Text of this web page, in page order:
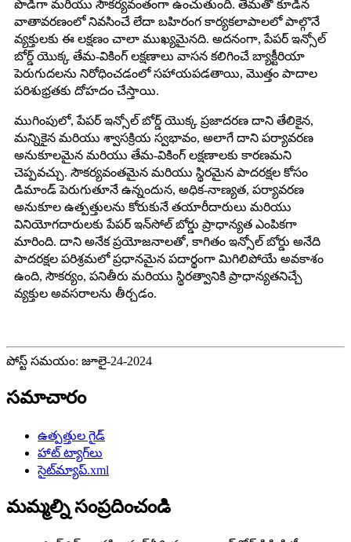
పొడిగా మరియు సౌకర్యవంతంగా ఉంచుతుంది. తేమతో కూడిన
వాతావరణంలో నివసించే లేదా బహిరంగ కార్యకలాపాలలో పాల్గొనే
వ్యక్తులకు ఈ లక్షణం చాలా ముఖ్యమైనది. అదనంగా, పేపర్ ఇన్సోల్
బోర్డ్ యొక్క తేమ-వికింగ్ లక్షణాలు వాసన కలిగించే బ్యాక్టీరియా
పెరుగుదలను నిరోధించడంలో సహాయపడతాయి, మొత్తం పాదాల
పరిశుభ్రతకు దోహదం చేస్తాయి.
ముగింపులో, పేపర్ ఇన్సోల్ బోర్డ్ యొక్క ప్రజాదరణ దాని తేలికైన,
మన్నికైన మరియు శ్వాసక్రియ స్వభావం, అలాగే దాని పర్యావరణ
అనుకూలమైన మరియు తేమ-వికింగ్ లక్షణాలకు కారణమని
చెప్పవచ్చు. సౌకర్యవంతమైన మరియు స్థిరమైన పాదరక్షల కోసం
డిమాండ్ పెరుగుతూనే ఉన్నందున, అధిక-నాణ్యత, పర్యావరణ
అనుకూల ఉత్పత్తులను కోరుకునే తయారీదారులు మరియు
వినియోగదారులకు పేపర్ ఇన్‌సోల్ బోర్డు ప్రాధాన్యత ఎంపికగా
మారింది. దాని అనేక ప్రయోజనాలతో, కాగితం ఇన్సోల్ బోర్డు అనేది
పాదరక్షల పరిశ్రమలో ప్రధానమైన పదార్థంగా మిగిలిపోయే అవకాశం
ఉంది, సౌకర్యం, పనితీరు మరియు స్థిరత్వానికి ప్రాధాన్యతనిచ్చే
వ్యక్తుల అవసరాలను తీర్చడం.
పోస్ట్ సమయం: జూలై-24-2024
సమాచారం
ఉత్పత్తుల గైడ్
హాట్ ట్యాగ్‌లు
సైట్‌మ్యాప్.xml
మమ్మల్ని సంప్రదించండి